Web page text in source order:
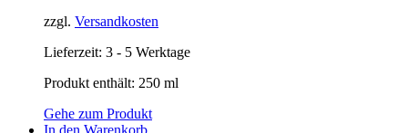
zzgl. Versandkosten
Lieferzeit: 3 - 5 Werktage
Produkt enthält: 250 ml
Gehe zum Produkt